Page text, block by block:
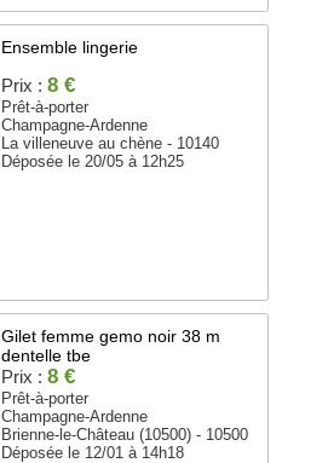
Ensemble lingerie
Prix : 8 €
Prêt-à-porter
Champagne-Ardenne
La villeneuve au chène - 10140
Déposée le 20/05 à 12h25
Gilet femme gemo noir 38 m
dentelle tbe
Prix : 8 €
Prêt-à-porter
Champagne-Ardenne
Brienne-le-Château (10500) - 10500
Déposée le 12/01 à 14h18